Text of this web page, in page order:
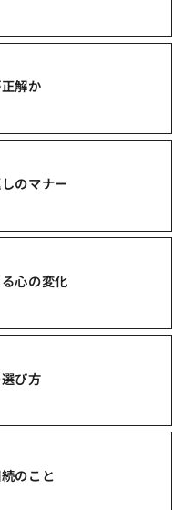
解か
のマナー
心の変化
び方
のこと